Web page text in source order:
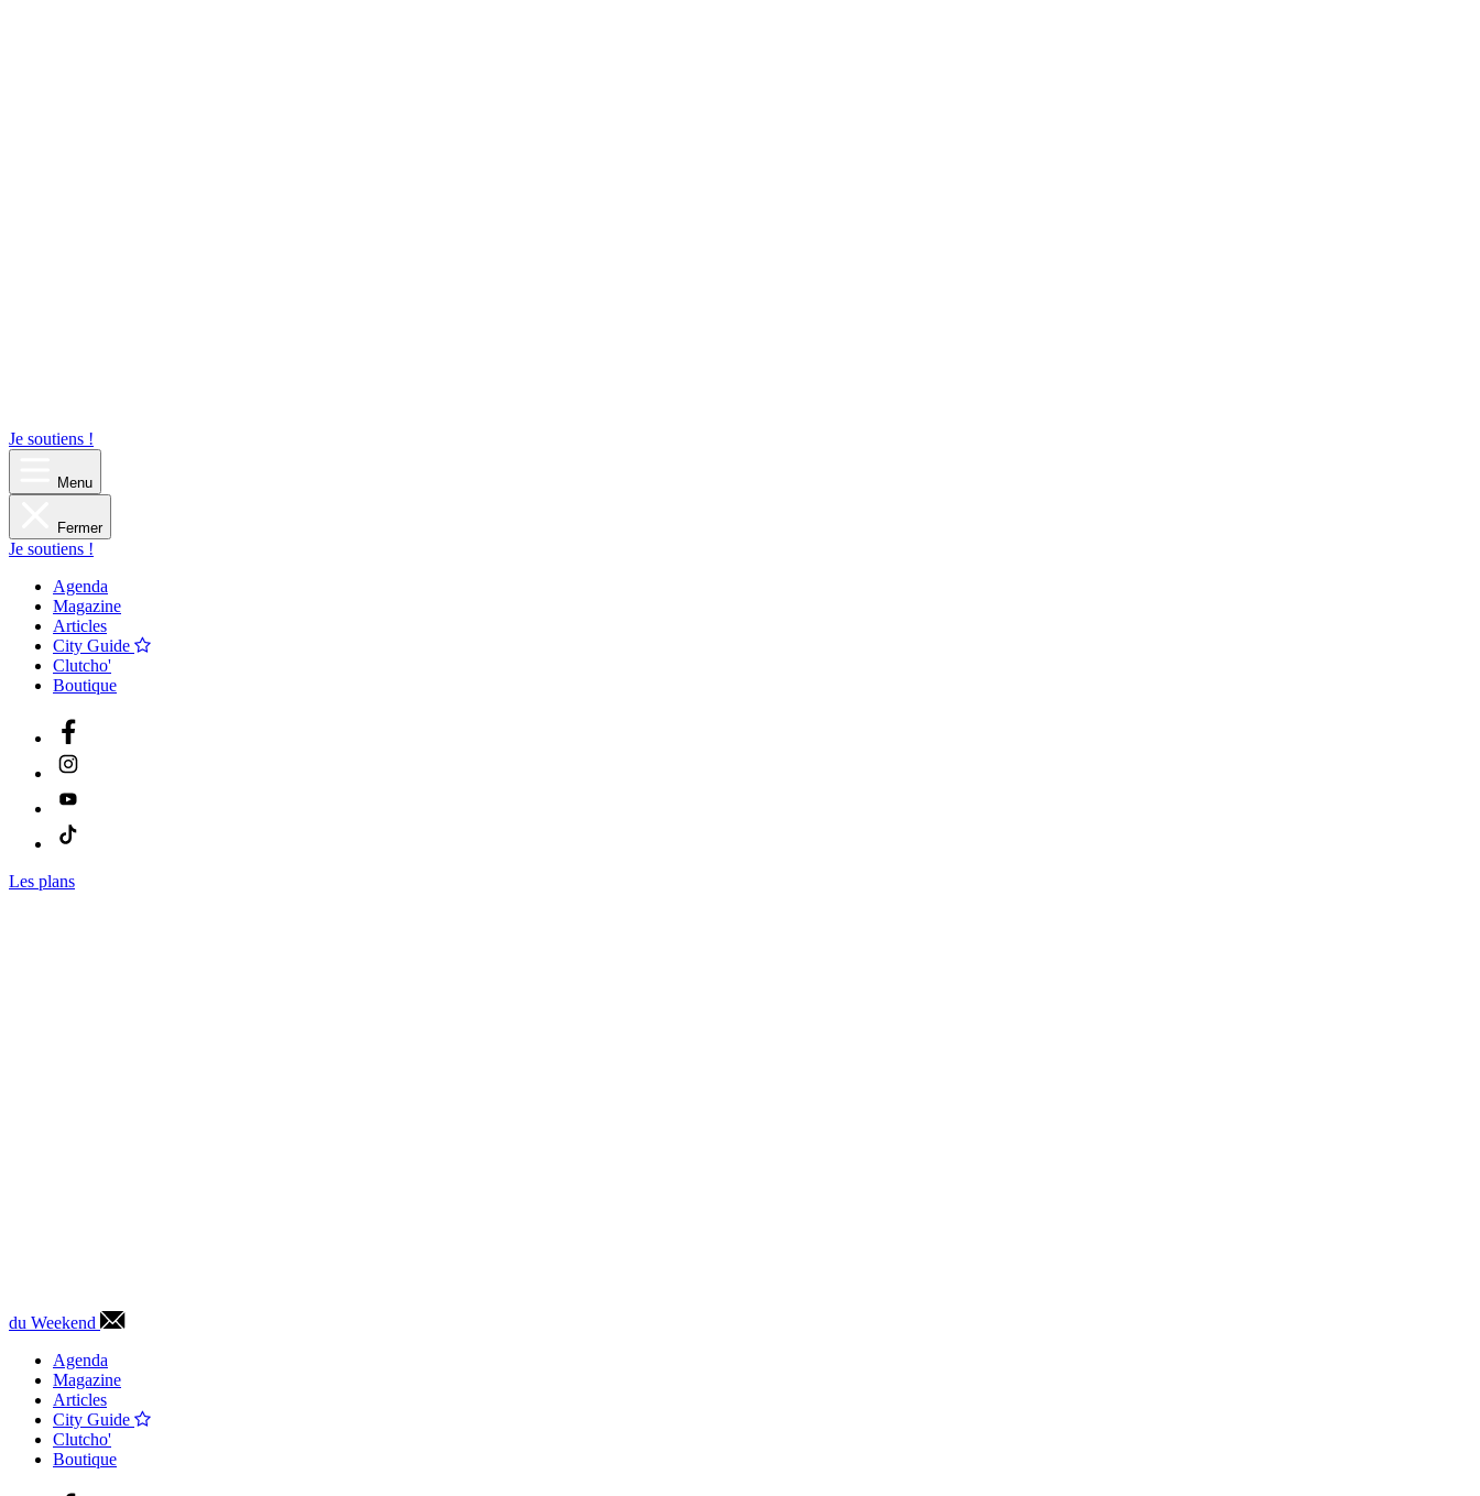
Je soutiens !
Menu
Fermer
Je soutiens !
Agenda
Magazine
Articles
City Guide
Clutcho'
Boutique
Les plans
du Weekend
Agenda
Magazine
Articles
City Guide
Clutcho'
Boutique